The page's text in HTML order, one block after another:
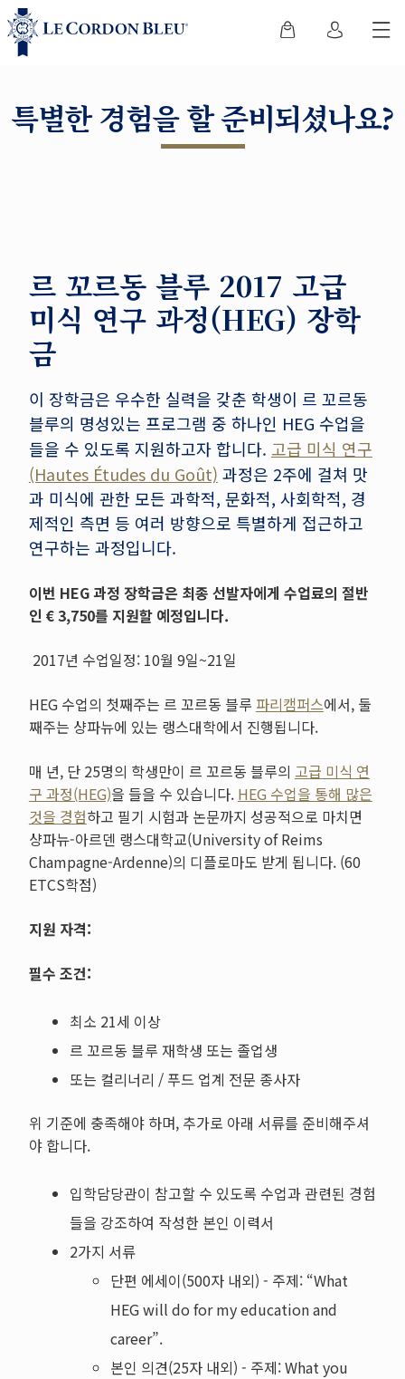
특별한 경험을 할 준비되셨나요?
르 꼬르동 블루 2017 고급
미식 연구 과정(HEG) 장학
금
이 장학금은 우수한 실력을 갖춘 학생이 르 꼬르동
블루의 명성있는 프로그램 중 하나인 HEG 수업을
들을 수 있도록 지원하고자 합니다. 고급 미식 연구
(Hautes Études du Goût) 과정은 2주에 걸쳐 맛
과 미식에 관한 모든 과학적, 문화적, 사회학적, 경
제적인 측면 등 여러 방향으로 특별하게 접근하고
연구하는 과정입니다.
이번 HEG 과정 장학금은 최종 선발자에게 수업료의 절반
인 € 3,750를 지원할 예정입니다.
2017년 수업일정: 10월 9일~21일
HEG 수업의 첫째주는 르 꼬르동 블루 파리캠퍼스에서, 둘
째주는 샹파뉴에 있는 랭스대학에서 진행됩니다.
매 년, 단 25명의 학생만이 르 꼬르동 블루의 고급 미식 연
구 과정(HEG)을 들을 수 있습니다. HEG 수업을 통해 많은
것을 경험하고 필기 시험과 논문까지 성공적으로 마치면
샹파뉴-아르덴 랭스대학교(University of Reims
Champagne-Ardenne)의 디플로마도 받게 됩니다. (60
ETCS학점)
지원 자격:
필수 조건:
최소 21세 이상
르 꼬르동 블루 재학생 또는 졸업생
또는 컬리너리 / 푸드 업계 전문 종사자
위 기준에 충족해야 하며, 추가로 아래 서류를 준비해주셔
야 합니다.
입학담당관이 참고할 수 있도록 수업과 관련된 경험
들을 강조하여 작성한 본인 이력서
2가지 서류
단편 에세이(500자 내외) - 주제: “What
HEG will do for my education and
career”.
본인 의견(25자 내외) - 주제: What you